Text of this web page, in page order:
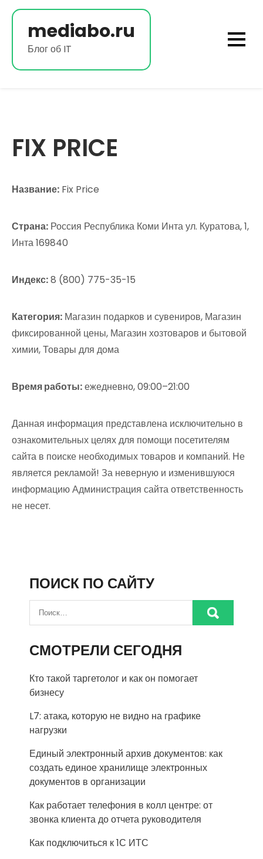
Перейти
содержимомуmediabo.ru
Блог об IT
FIX PRICE
Название: Fix Price
Страна: Россия Республика Коми Инта ул. Куратова, 1,
Инта 169840
Индекс:8 (800) 775-35-15
Категория: Магазин подарков и сувениров, Магазин
фиксированной цены, Магазин хозтоваров и бытовой
химии, Товары для дома
Время работы:ежедневно, 09:00–21:00
Данная информация представлена исключительно в
ознакомительных целях для помощи посетителям
сайта в поиске необходимых товаров и компаний. Не
является рекламой! За неверную и изменившуюся
информацию Администрация сайта ответственность
не несет.
ПОИСК ПО САЙТУ
СМОТРЕЛИ СЕГОДНЯ
Кто такой таргетолог и как он помогает
бизнесу
L7: атака, которую не видно на графике
нагрузки
Единый электронный архив документов: как
создать единое хранилище электронных
документов в организации
Как работает телефония в колл центре: от
звонка клиента до отчета руководителя
Как подключиться к 1С ИТС